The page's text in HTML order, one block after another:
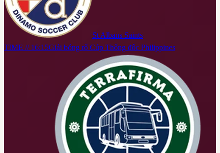
St Albans Saints
TIME // 16:15Giải bóng rổ Cúp Thống đốc Philippines